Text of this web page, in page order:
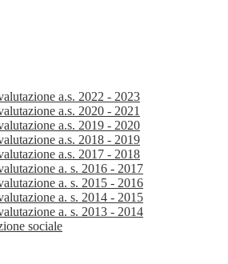
a.s. 2022 - 2023
a.s. 2020 - 2021
a.s. 2019 - 2020
a.s. 2018 - 2019
a.s. 2017 - 2018
a. s. 2016 - 2017
a. s. 2015 - 2016
a. s. 2014 - 2015
a. s. 2013 - 2014
sociale